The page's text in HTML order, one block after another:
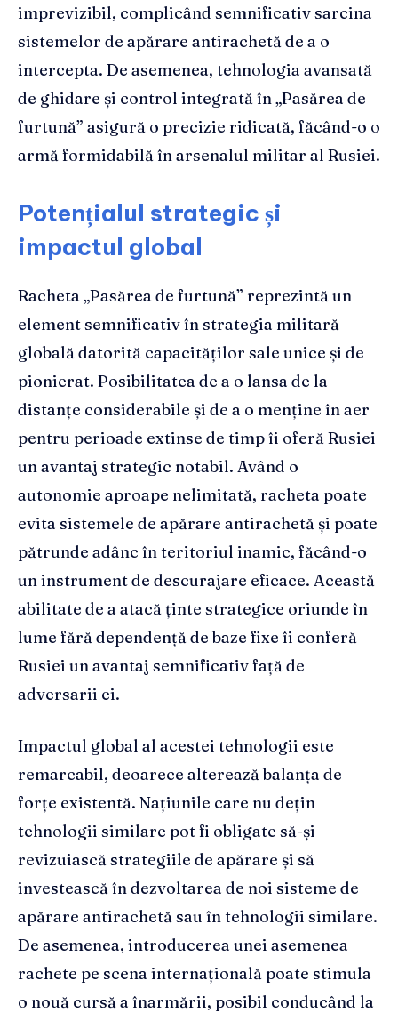
imprevizibil, complicând semnificativ sarcina
sistemelor de apărare antirachetă de a o
intercepta. De asemenea, tehnologia avansată
de ghidare și control integrată în „Pasărea de
furtună” asigură o precizie ridicată, făcând-o o
armă formidabilă în arsenalul militar al Rusiei.
Potențialul strategic și
impactul global
Racheta „Pasărea de furtună” reprezintă un
element semnificativ în strategia militară
globală datorită capacităților sale unice și de
pionierat. Posibilitatea de a o lansa de la
distanțe considerabile și de a o menține în aer
pentru perioade extinse de timp îi oferă Rusiei
un avantaj strategic notabil. Având o
autonomie aproape nelimitată, racheta poate
evita sistemele de apărare antirachetă și poate
pătrunde adânc în teritoriul inamic, făcând-o
un instrument de descurajare eficace. Această
abilitate de a atacă ținte strategice oriunde în
lume fără dependență de baze fixe îi conferă
Rusiei un avantaj semnificativ față de
adversarii ei.
Impactul global al acestei tehnologii este
remarcabil, deoarece alterează balanța de
forțe existentă. Națiunile care nu dețin
tehnologii similare pot fi obligate să-și
revizuiască strategiile de apărare și să
investească în dezvoltarea de noi sisteme de
apărare antirachetă sau în tehnologii similare.
De asemenea, introducerea unei asemenea
rachete pe scena internațională poate stimula
o nouă cursă a înarmării, posibil conducând la